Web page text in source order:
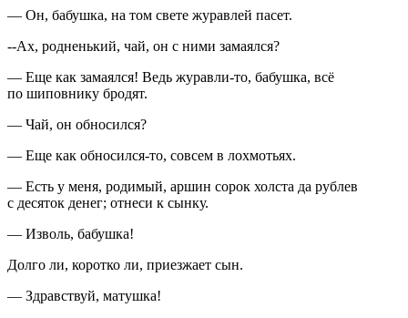
— Он, бабушка, на том свете журавлей пасет.
--Ах, родненький, чай, он с ними замаялся?
— Еще как замаялся! Ведь журавли-то, бабушка, всё
по шиповнику бродят.
— Чай, он обносился?
— Еще как обносился-то, совсем в лохмотьях.
— Есть у меня, родимый, аршин сорок холста да рублев
с десяток денег; отнеси к сынку.
— Изволь, бабушка!
Долго ли, коротко ли, приезжает сын.
— Здравствуй, матушка!